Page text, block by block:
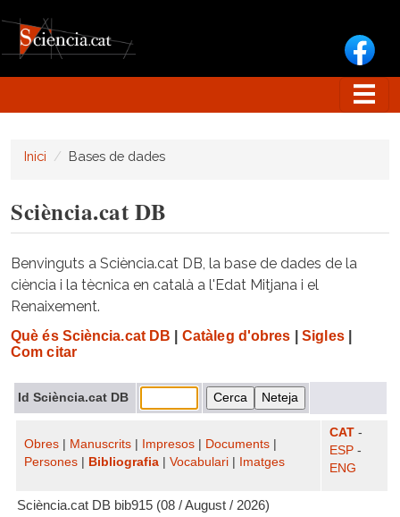
Inici Bases de dades
Sciència.cat DB
Benvinguts a Sciència.cat DB, la base de dades de la
ciència i la tècnica en català a l'Edat Mitjana i el
Renaixement.
Què és Sciència.cat DB Catàleg d'obres Sigles|
Com citar
Id Sciència.cat DB
Obres Manuscrits Impresos Documents
Persones
Bibliografia Vocabulari Imatges
CAT -
ESP -
ENG
Sciència.cat DB bib915 (08 / August / 2026)